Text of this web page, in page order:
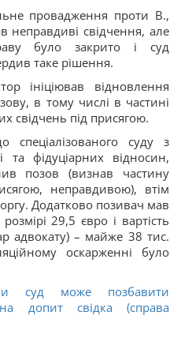
провадження проти В.,
свідчення, але
було закрито і суд
таке рішення.
ініціював відновлення
в тому числі в частині
свідчень під присягою.
суду з
та фідуціарних відносин,
позов (визнав частину
неправдивою), втім
Додатково позивач мав
29,5 євро і вартість
адвокату) – майже 38 тис.
оскарженні було
суд може позбавити
допит свідка (справа